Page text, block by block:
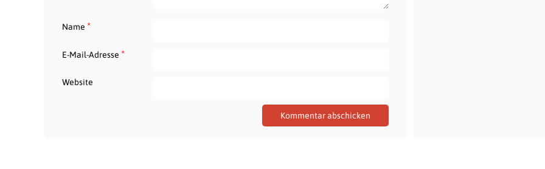
Name *
E-Mail-Adresse *
Website